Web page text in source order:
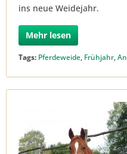
ins neue Weidejahr.
Mehr lesen
Tags: Pferdeweide, Frühjahr,